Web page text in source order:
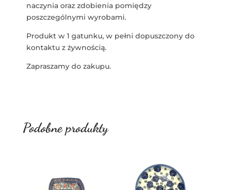
naczynia oraz zdobienia pomiędzy
poszczególnymi wyrobami.
Produkt w 1 gatunku, w pełni dopuszczony do
kontaktu z żywnością.
Zapraszamy do zakupu.
Podobne produkty